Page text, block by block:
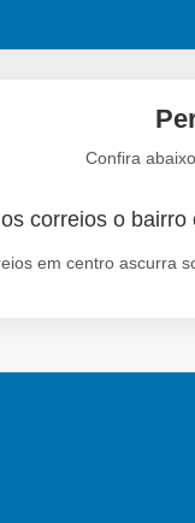
Confira
correios o
em centro ascurra